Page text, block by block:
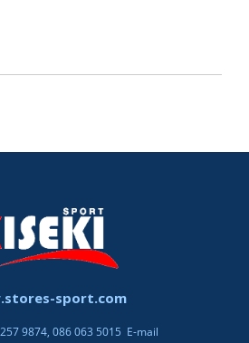
sport.com
9874, 086 063 5015 E-mail